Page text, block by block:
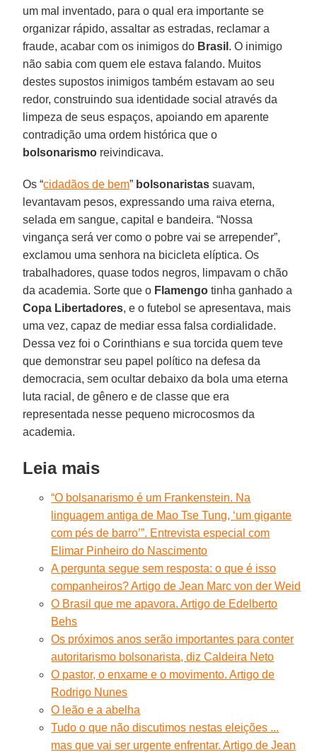
um mal inventado, para o qual era importante se
organizar rápido, assaltar as estradas, reclamar a
fraude, acabar com os inimigos do Brasil . O inimigo
não sabia com quem ele estava falando. Muitos
destes supostos inimigos também estavam ao seu
redor, construindo sua identidade social através da
limpeza de seus espaços, apoiando em aparente
contradição uma ordem histórica que o
bolsonarismo reivindicava.
Os “cidadãos de bem” bolsonaristas suavam,
levantavam pesos, expressando uma raiva eterna,
selada em sangue, capital e bandeira. “Nossa
vingança será ver como o pobre vai se arrepender”,
exclamou uma senhora na bicicleta elíptica. Os
trabalhadores, quase todos negros, limpavam o chão
da academia. Sorte que o Flamengo tinha ganhado a
Copa Libertadores, e o futebol se apresentava, mais
uma vez, capaz de mediar essa falsa cordialidade.
Dessa vez foi o Corinthians e sua torcida quem teve
que demonstrar seu papel político na defesa da
democracia, sem ocultar debaixo da bola uma eterna
luta racial, de gênero e de classe que era
representada nesse pequeno microcosmos da
academia.
Leia mais
“O bolsanarismo é um Frankenstein. Na
linguagem antiga de Mao Tse Tung, ‘um gigante
com pés de barro’”. Entrevista especial com
Elimar Pinheiro do Nascimento
A pergunta segue sem resposta: o que é isso
companheiros? Artigo de Jean Marc von der Weid
O Brasil que me apavora. Artigo de Edelberto
Behs
Os próximos anos serão importantes para conter
autoritarismo bolsonarista, diz Caldeira Neto
O pastor, o enxame e o movimento. Artigo de
Rodrigo Nunes
O leão e a abelha
Tudo o que não discutimos nestas eleições ...
mas que vai ser urgente enfrentar. Artigo de Jean